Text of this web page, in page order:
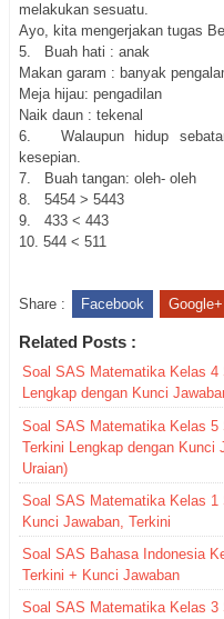
melakukan sesuatu.
Ayo, kita mengerjakan tugas
5.
Buah hati : anak
Makan garam : banyak
Meja hijau: pengadilan
Naik daun : tekenal
6.
Walaupun hidup
kesepian.
7.
Buah tangan: oleh- oleh
8.
5454 > 5443
9.
433 < 443
10. 544 < 511
Share : Facebook Google+
Related Posts :
Soal SAS Matematika Kelas
Lengkap dengan Kunci
Soal SAS Matematika Kelas 5
Terkini Lengkap dengan Kunci
Uraian)
Soal SAS Matematika Kelas 1
Kunci Jawaban, Terkini
Soal SAS Bahasa Indonesia
Terkini + Kunci Jawaban
Soal SAS Matematika Kelas